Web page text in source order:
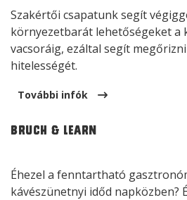
Szakértői csapatunk segít
környezetbarát lehetőségeket a
vacsoráig, ezáltal segít
hitelességét.
További infók
Bruch & Learn
Éhezel a fenntartható
kávészünetnyi időd napközben?